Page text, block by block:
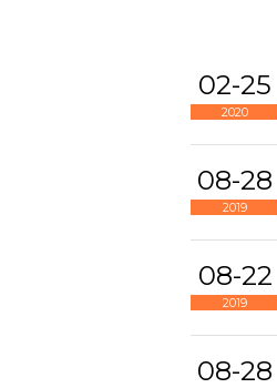
02-25
2020
08-28
2019
08-22
2019
08-28